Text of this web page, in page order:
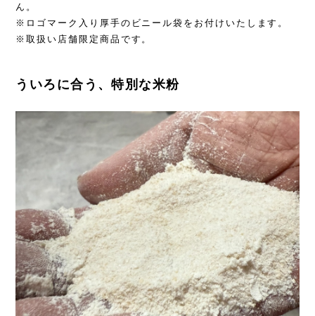
ん。
※ロゴマーク入り厚手のビニール袋をお付けいたします。
※取扱い店舗限定商品です。
ういろに合う、特別な米粉